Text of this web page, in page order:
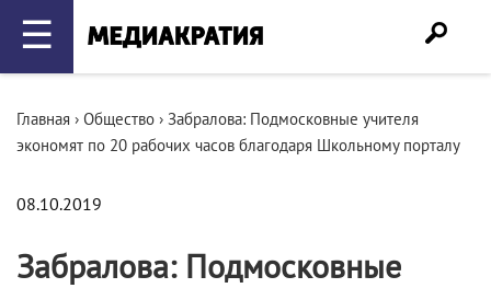
☰
Главная › Общество › Забралова: Подмосковные учителя
экономят по 20 рабочих часов благодаря Школьному порталу
08.10.2019
Забралова: Подмосковные